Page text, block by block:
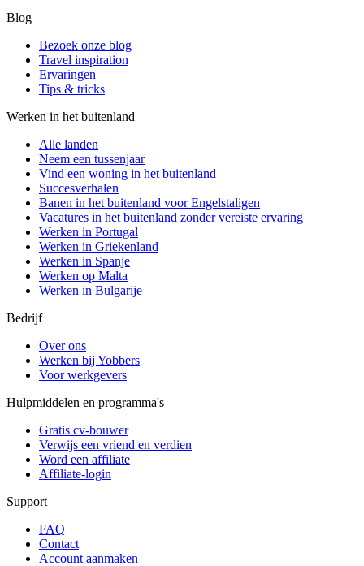
Blog
Bezoek onze blog
Travel inspiration
Ervaringen
Tips & tricks
Werken in het buitenland
Alle landen
Neem een ​​tussenjaar
Vind een woning in het buitenland
Succesverhalen
Banen in het buitenland voor Engelstaligen
Vacatures in het buitenland zonder vereiste ervaring
Werken in Portugal
Werken in Griekenland
Werken in Spanje
Werken op Malta
Werken in Bulgarije
Bedrijf
Over ons
Werken bij Yobbers
Voor werkgevers
Hulpmiddelen en programma's
Gratis cv-bouwer
Verwijs een vriend en verdien
Word een affiliate
Affiliate-login
Support
FAQ
Contact
Account aanmaken